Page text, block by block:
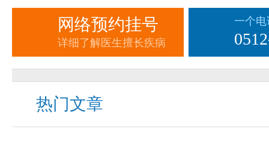
网络预约挂号
详细了解医生擅长疾病
一个
热门文章